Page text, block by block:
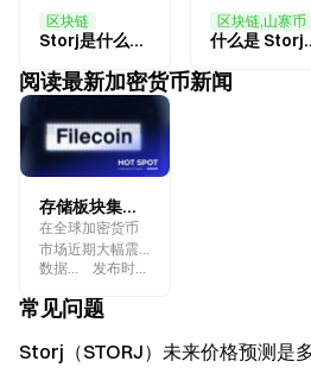
区块链
Storj是什么？深入了解STORJ的一切
区块链,山寨币
什么是 Storj
阅读最新加密货币新闻
存储板块集体逆势爆拉，FIL 涨50% 带动 AR 及 STORJ跟涨
在全球加密货币
市场近期大幅震
荡的背景下，去
却逆势走出独立
焦点。
数据来源 :Gate.blog
发布时间
常见问题
Storj（STORJ）未来价格预测是